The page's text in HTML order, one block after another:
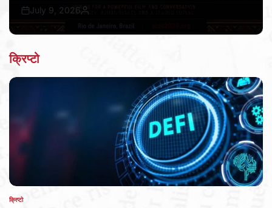
Post
July 9, 2026
By:
क्रिप्टो
POSTED
क्रिप्टो